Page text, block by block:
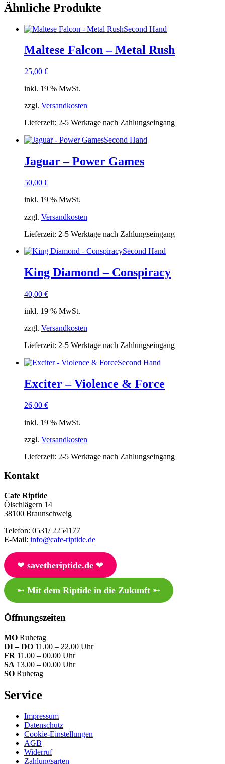
Ähnliche Produkte
Second Hand
Maltese Falcon – Metal Rush
25,00 €
inkl. 19 % MwSt.
zzgl. Versandkosten
Lieferzeit: 2-5 Werktage nach Zahlungseingang
Second Hand
Jaguar – Power Games
50,00 €
inkl. 19 % MwSt.
zzgl. Versandkosten
Lieferzeit: 2-5 Werktage nach Zahlungseingang
Second Hand
King Diamond – Conspiracy
40,00 €
inkl. 19 % MwSt.
zzgl. Versandkosten
Lieferzeit: 2-5 Werktage nach Zahlungseingang
Second Hand
Exciter – Violence & Force
26,00 €
inkl. 19 % MwSt.
zzgl. Versandkosten
Lieferzeit: 2-5 Werktage nach Zahlungseingang
Kontakt
Cafe Riptide
Ölschlägern 14
38100 Braunschweig
Telefon: 0531/ 2254177
E-Mail: info@cafe-riptide.de
❤︎ savetheriptide.de❤︎
➸ Mit dem Riptide in die Zukunft➸
Öffnungszeiten
MO Ruhetag
DI – DO 11.00 – 22.00 Uhr
FR 11.00 – 00.00 Uhr
SA 13.00 – 00.00 Uhr
SO Ruhetag
Service
Impressum
Datenschutz
Cookie-Einstellungen
AGB
Widerruf
Zahlungsarten